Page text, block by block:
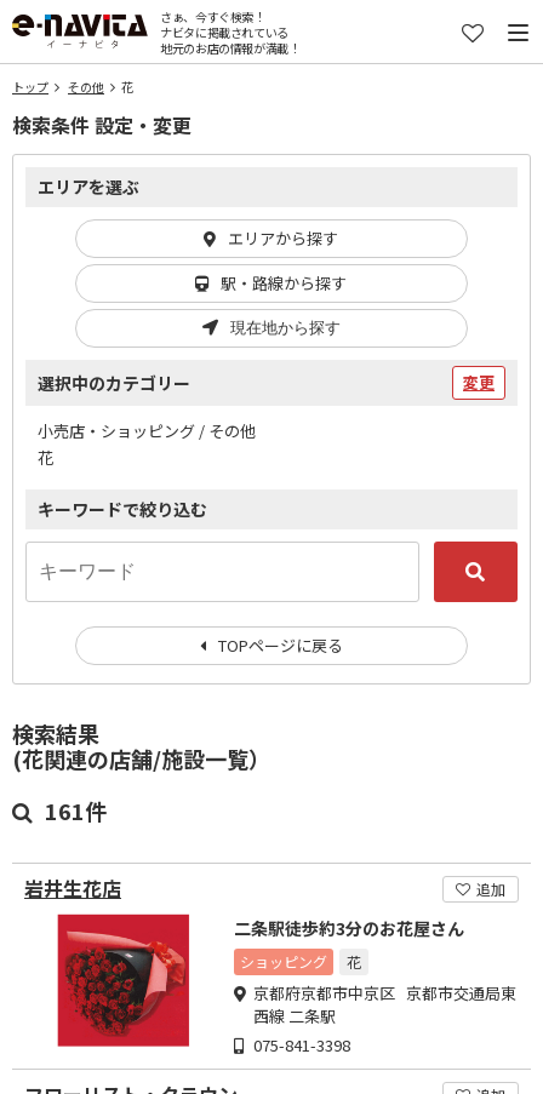
さぁ、今すぐ検索！
ナビタに掲載されている
地元のお店の情報が満載！
トップ その他 花
検索結果
(花関連の店舗/施設一覧）
161件
岩井生花店 追加
二条駅徒歩約3分のお花屋さん
ショッピング 花
京都府京都市中京区 京都市交通局東
西線 二条駅
075-841-3398
検索条件 設定・変更
エリアを選ぶ
エリアから探す
駅・路線から探す
現在地から探す
選択中のカテゴリー 変更
小売店・ショッピング / その他
花
キーワードで絞り込む
TOPページに戻る